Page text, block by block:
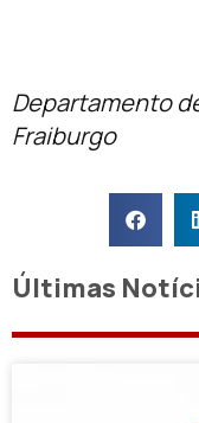
Departamento
Fraiburgo
Últimas